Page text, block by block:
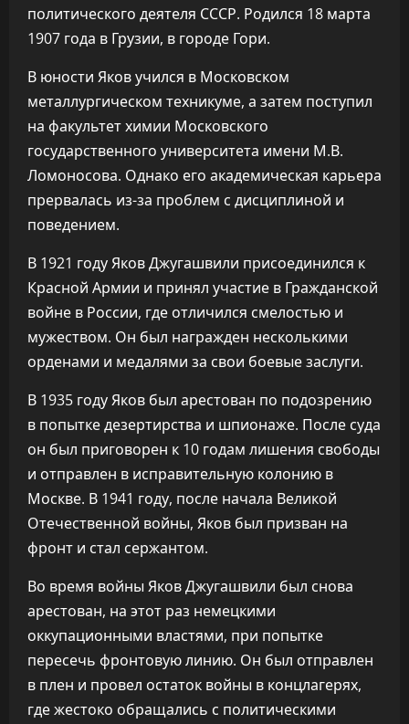
политического деятеля СССР. Родился 18 марта
1907 года в Грузии, в городе Гори.
В юности Яков учился в Московском
металлургическом техникуме, а затем поступил
на факультет химии Московского
государственного университета имени М.В.
Ломоносова. Однако его академическая карьера
прервалась из-за проблем с дисциплиной и
поведением.
В 1921 году Яков Джугашвили присоединился к
Красной Армии и принял участие в Гражданской
войне в России, где отличился смелостью и
мужеством. Он был награжден несколькими
орденами и медалями за свои боевые заслуги.
В 1935 году Яков был арестован по подозрению
в попытке дезертирства и шпионаже. После суда
он был приговорен к 10 годам лишения свободы
и отправлен в исправительную колонию в
Москве. В 1941 году, после начала Великой
Отечественной войны, Яков был призван на
фронт и стал сержантом.
Во время войны Яков Джугашвили был снова
арестован, на этот раз немецкими
оккупационными властями, при попытке
пересечь фронтовую линию. Он был отправлен
в плен и провел остаток войны в концлагерях,
где жестоко обращались с политическими